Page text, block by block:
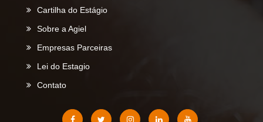
Cartilha do Estágio
Sobre a Agiel
Empresas Parceiras
Lei do Estagio
Contato